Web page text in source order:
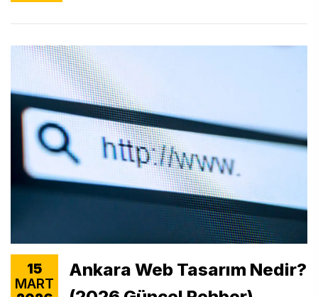
15
MART
Ankara Web Tasarım Nedir?